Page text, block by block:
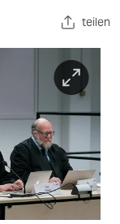
teilen